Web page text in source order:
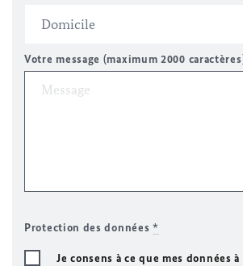
Votre message (maximum 2000
Protection des données*
Je consens à ce que mes données à